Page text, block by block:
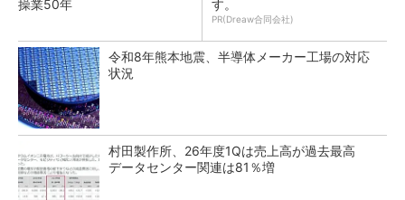
操業50年 す。
PR(Dreaw合同会社)
令和8年熊本地震、半導体メーカー工場の対応
状況
村田製作所、26年度1Qは売上高が過去最高
データセンター関連は81％増